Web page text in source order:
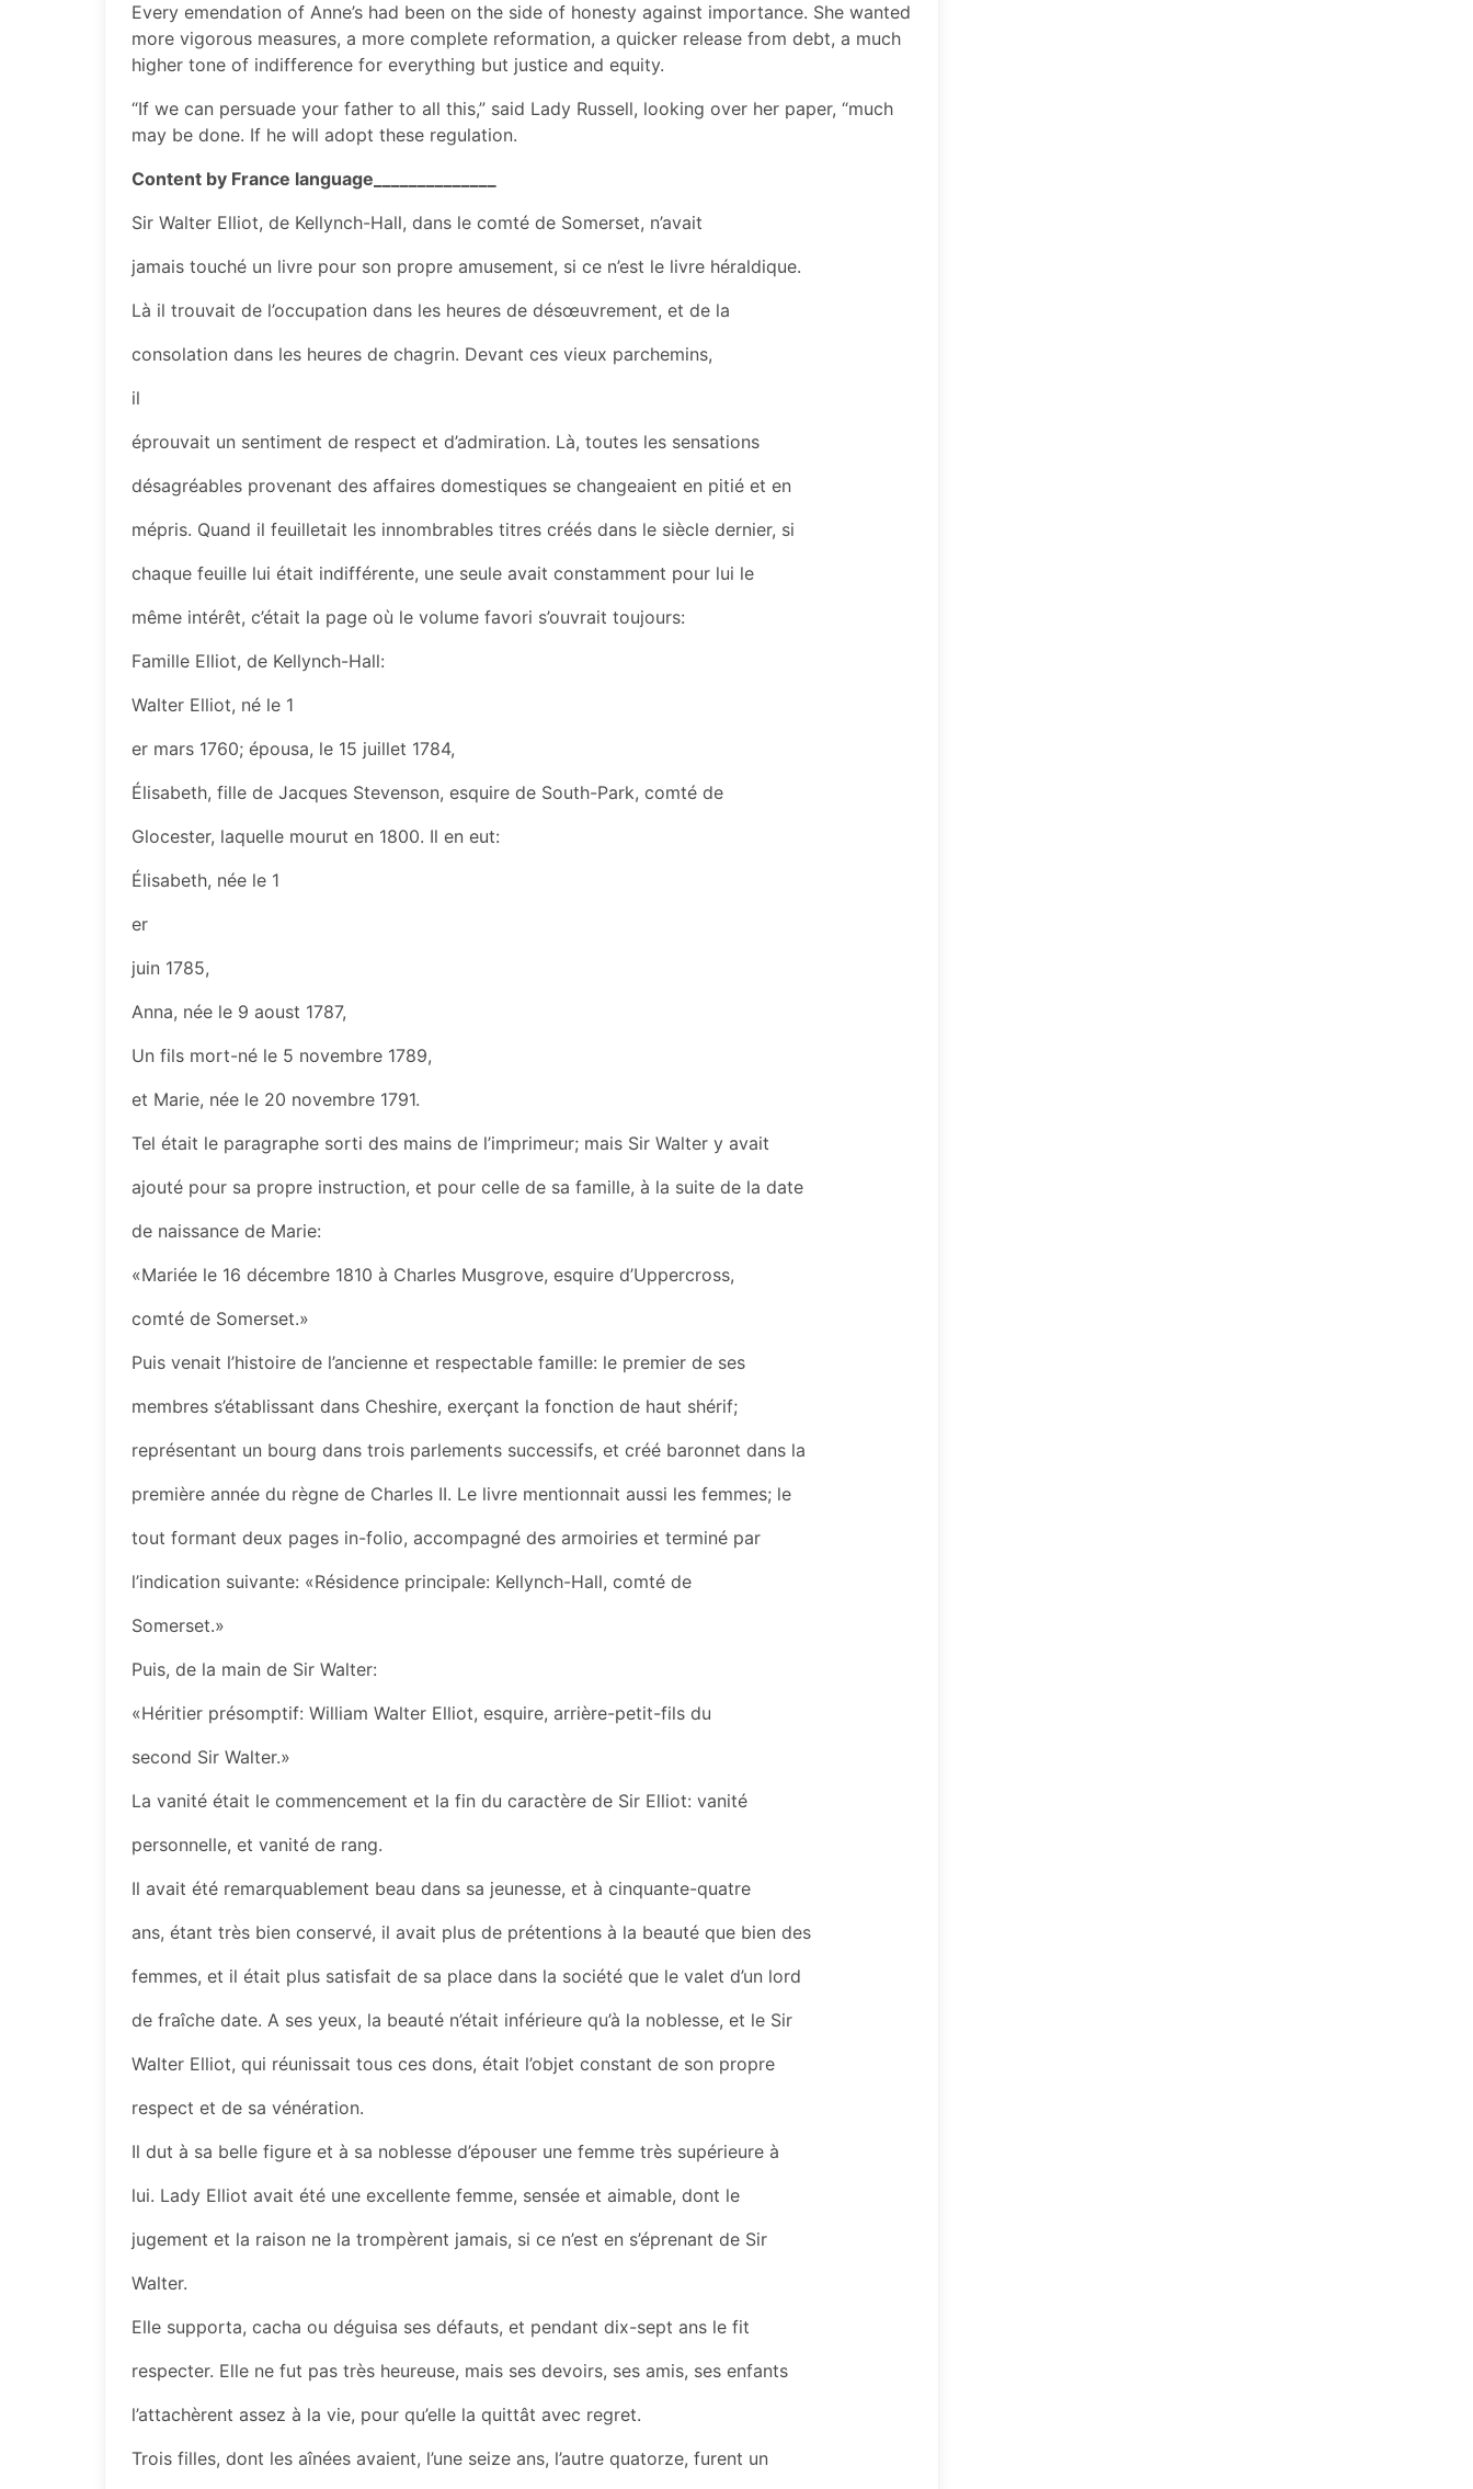
Every emendation of Anne’s had been on the side of honesty against importance. She wanted
more vigorous measures, a more complete reformation, a quicker release from debt, a much
higher tone of indifference for everything but justice and equity.
“If we can persuade your father to all this,” said Lady Russell, looking over her paper, “much
may be done. If he will adopt these regulation.
Content by France language______________
Sir Walter Elliot, de Kellynch-Hall, dans le comté de Somerset, n’avait
jamais touché un livre pour son propre amusement, si ce n’est le livre héraldique.
Là il trouvait de l’occupation dans les heures de désœuvrement, et de la
consolation dans les heures de chagrin. Devant ces vieux parchemins,
il
éprouvait un sentiment de respect et d’admiration. Là, toutes les sensations
désagréables provenant des affaires domestiques se changeaient en pitié et en
mépris. Quand il feuilletait les innombrables titres créés dans le siècle dernier, si
chaque feuille lui était indifférente, une seule avait constamment pour lui le
même intérêt, c’était la page où le volume favori s’ouvrait toujours:
Famille Elliot, de Kellynch-Hall:
Walter Elliot, né le 1
er mars 1760; épousa, le 15 juillet 1784,
Élisabeth, fille de Jacques Stevenson, esquire de South-Park, comté de
Glocester, laquelle mourut en 1800. Il en eut:
Élisabeth, née le 1
er
juin 1785,
Anna, née le 9 aoust 1787,
Un fils mort-né le 5 novembre 1789,
et Marie, née le 20 novembre 1791.
Tel était le paragraphe sorti des mains de l’imprimeur; mais Sir Walter y avait
ajouté pour sa propre instruction, et pour celle de sa famille, à la suite de la date
de naissance de Marie:
«Mariée le 16 décembre 1810 à Charles Musgrove, esquire d’Uppercross,
comté de Somerset.»
Puis venait l’histoire de l’ancienne et respectable famille: le premier de ses
membres s’établissant dans Cheshire, exerçant la fonction de haut shérif;
représentant un bourg dans trois parlements successifs, et créé baronnet dans la
première année du règne de Charles II. Le livre mentionnait aussi les femmes; le
tout formant deux pages in-folio, accompagné des armoiries et terminé par
l’indication suivante: «Résidence principale: Kellynch-Hall, comté de
Somerset.»
Puis, de la main de Sir Walter:
«Héritier présomptif: William Walter Elliot, esquire, arrière-petit-fils du
second Sir Walter.»
La vanité était le commencement et la fin du caractère de Sir Elliot: vanité
personnelle, et vanité de rang.
Il avait été remarquablement beau dans sa jeunesse, et à cinquante-quatre
ans, étant très bien conservé, il avait plus de prétentions à la beauté que bien des
femmes, et il était plus satisfait de sa place dans la société que le valet d’un lord
de fraîche date. A ses yeux, la beauté n’était inférieure qu’à la noblesse, et le Sir
Walter Elliot, qui réunissait tous ces dons, était l’objet constant de son propre
respect et de sa vénération.
Il dut à sa belle figure et à sa noblesse d’épouser une femme très supérieure à
lui. Lady Elliot avait été une excellente femme, sensée et aimable, dont le
jugement et la raison ne la trompèrent jamais, si ce n’est en s’éprenant de Sir
Walter.
Elle supporta, cacha ou déguisa ses défauts, et pendant dix-sept ans le fit
respecter. Elle ne fut pas très heureuse, mais ses devoirs, ses amis, ses enfants
l’attachèrent assez à la vie, pour qu’elle la quittât avec regret.
Trois filles, dont les aînées avaient, l’une seize ans, l’autre quatorze, furent un